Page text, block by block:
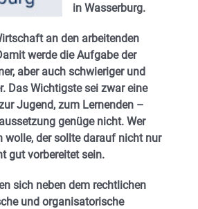
in Wasserburg.
an den arbeitenden
werde die Aufgabe der
aber auch schwieriger und
Das Wichtigste sei zwar eine
Jugend, zum Lernenden –
genüge nicht. Wer
wolle, der sollte darauf nicht nur
gut vorbereitet sein.
sich neben dem rechtlichen
und organisatorische